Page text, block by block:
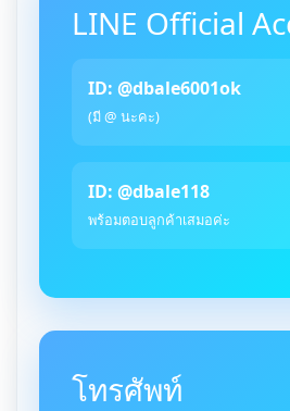
LINE Official
ID: @dbale6001ok
(มี @ นะคะ)
ID: @dbale118
พร้อมตอบลูกค้าเสมอค่ะ
โทรศัพท์